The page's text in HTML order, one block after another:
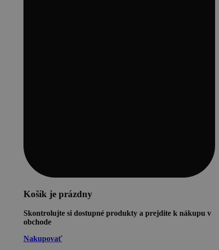
Košík je prázdny
Skontrolujte si dostupné produkty a prejdite k nákupu v
obchode
Nakupovať